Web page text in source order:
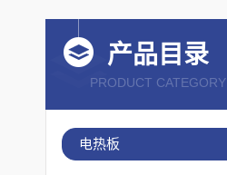
产品目录
PRODUCT CATEGORY
电热板